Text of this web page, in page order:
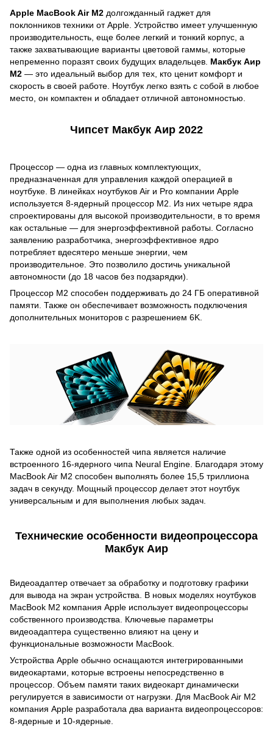
Apple MacBook Air M2 долгожданный гаджет для
поклонников техники от Apple. Устройство имеет улучшенную
производительность, еще более легкий и тонкий корпус, а
также захватывающие варианты цветовой гаммы, которые
непременно поразят своих будущих владельцев. Макбук Аир
M2 — это идеальный выбор для тех, кто ценит комфорт и
скорость в своей работе. Ноутбук легко взять с собой в любое
место, он компактен и обладает отличной автономностью.
Чипсет Макбук Аир 2022
Процессор — одна из главных комплектующих,
предназначенная для управления каждой операцией в
ноутбуке. В линейках ноутбуков Air и Pro компании Apple
используется 8-ядерный процессор М2. Из них четыре ядра
спроектированы для высокой производительности, в то время
как остальные — для энергоэффективной работы. Согласно
заявлению разработчика, энергоэффективное ядро
потребляет вдесятеро меньше энергии, чем
производительное. Это позволило достичь уникальной
автономности (до 18 часов без подзарядки).
Процессор М2 способен поддерживать до 24 ГБ оперативной
памяти. Также он обеспечивает возможность подключения
дополнительных мониторов с разрешением 6K.
Также одной из особенностей чипа является наличие
встроенного 16-ядерного чипа Neural Engine. Благодаря этому
MacBook Air M2 способен выполнять более 15,5 триллиона
задач в секунду. Мощный процессор делает этот ноутбук
универсальным и для выполнения любых задач.
Технические особенности видеопроцессора
Макбук Аир
Видеоадаптер отвечает за обработку и подготовку графики
для вывода на экран устройства. В новых моделях ноутбуков
MacBook M2 компания Apple использует видеопроцессоры
собственного производства. Ключевые параметры
видеоадаптера существенно влияют на цену и
функциональные возможности MacBook.
Устройства Apple обычно оснащаются интегрированными
видеокартами, которые встроены непосредственно в
процессор. Объем памяти таких видеокарт динамически
регулируется в зависимости от нагрузки. Для MacBook Air M2
компания Apple разработала два варианта видеопроцессоров:
8-ядерные и 10-ядерные.